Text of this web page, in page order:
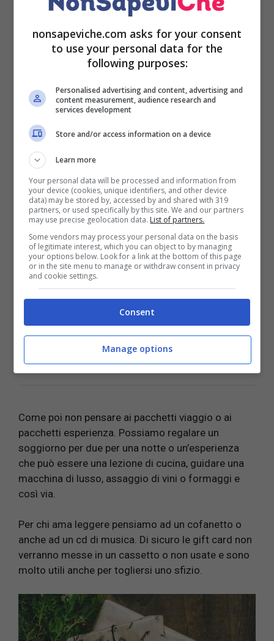
Ecco qualche regalino last minute che di sicuro chi
li riceverà li gradirà. Partiamo da un classico le “gift
card”. Ormai sia i negozi fisici e sia i negozi on line
mettono a disposizione delle carte regalo. Basta
solo scegliere l’importo ed il gioco è fatto. Chi
riceverà il regalo non dovrà fare altro che recarsi in
preferiscono.
Se stiamo facendo un regalo ad un ragazzo
giovane possiamo anche acquistare una card per la
console di videogiochi, che sia PlayStation o XBox
o Nintendo DS.
Ci sono car anche per gli ingressi al cinema, in
palestra insomma di tutti i tipi e per tutte le
passioni basta solo informarsi.
LEGGI ANCHE:Natale 2021: regali originali da
regalare, non il solito pigiama
Come poi non pensare ai pacchetti viaggio o ai
pacchetti esperienza. Possiamo regalare un
soggiorno per due per una notte o un’esperienza
che può essere una lezione di cucina, guidare una
macchina di lusso, assaggio di vini o formaggi e
così via.
Per chi ama leggere pensiamo ad un cofanetto o
anche ad un cd di musica. Di sicuro le gift card non
verranno messe in un cassetto o non usate e sono
molto utili anche per togliersi uno sfizio.
nonsapeviche.com asks for your consent
to use your personal data for the
following purposes:
Personalised advertising and content, advertising and
content measurement, audience research and
services development
Store and/or access information on a device
Learn more
Your personal data will be processed and information from
your device (cookies, unique identifiers, and other device
data) may be stored by, accessed by and shared with 319
partners, or used specifically by this site. We and our partners
may use precise geolocation data. List of partners.
Some vendors may process your personal data on the basis
of legitimate interest, which you can object to by managing
your options below. Look for a link at the bottom of this page
or in the site menu to manage or withdraw consent in privacy
and cookie settings.
Consent
Manage options